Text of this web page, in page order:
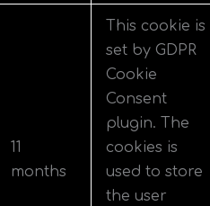
11
months
This cookie is
set by GDPR
Cookie
Consent
plugin. The
cookies is
used to store
the user